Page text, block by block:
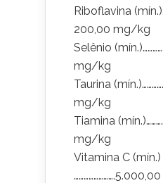
Riboflavina
200,00 mg/kg
Selênio
mg/kg
Taurina
mg/kg
Tiamina
mg/kg
Vitamina C (mín.)